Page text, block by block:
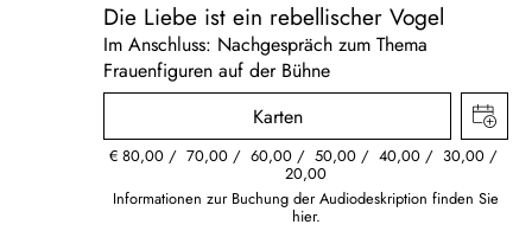
Die Liebe ist ein rebellischer Vogel
Im Anschluss: Nachgespräch zum Thema
Frauenfiguren auf der Bühne
Karten
€ 80,00 70,00 60,00 50,00 40,00 30,00
20,00
Informationen zur Buchung der Audiodeskription finden Sie
hier.